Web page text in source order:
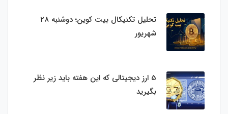
تحلیل تکنیکال بیت کوین؛ دوشنبه 28
شهریور
5 ارز دیجیتالی که این هفته باید زیر نظر
بگیرید